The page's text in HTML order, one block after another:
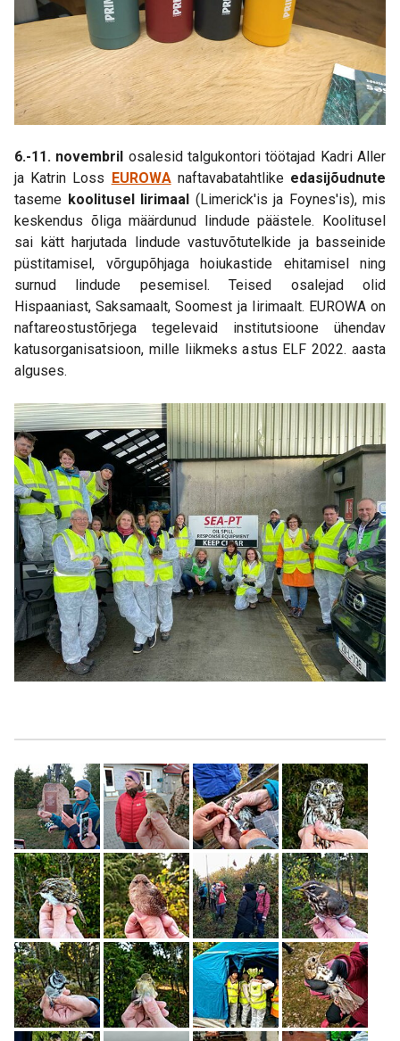
6.-11. novembril osalesid talgukontori töötajad Kadri Aller
ja Katrin Loss
EUROWAnaftavabatahtlike edasijõudnute
taseme koolitusel Iirimaal (Limerick'is ja Foynes'is), mis
keskendus õliga määrdunud lindude päästele. Koolitusel
sai kätt harjutada lindude vastuvõtutelkide ja basseinide
püstitamisel, võrgupõhjaga hoiukastide ehitamisel ning
surnud lindude pesemisel. Teised osalejad olid
Hispaaniast, Saksamaalt, Soomest ja Iirimaalt. EUROWA on
naftareostustõrjega tegelevaid institutsioone ühendav
katusorganisatsioon, mille liikmeks astus ELF 2022. aasta
alguses.